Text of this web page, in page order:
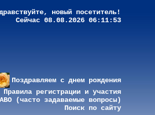
новый посетитель!
Сейчас 08.08.2026 06:11:53
Поздравляем с днем рождения
Правила регистрации и участия
(часто задаваемые вопросы)
Поиск по сайту